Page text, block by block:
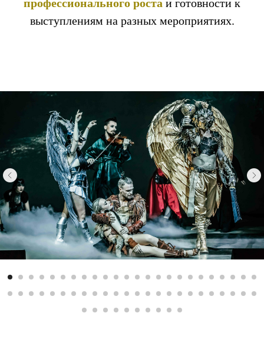
профессионального роста и готовности к
выступлениям на разных мероприятиях.